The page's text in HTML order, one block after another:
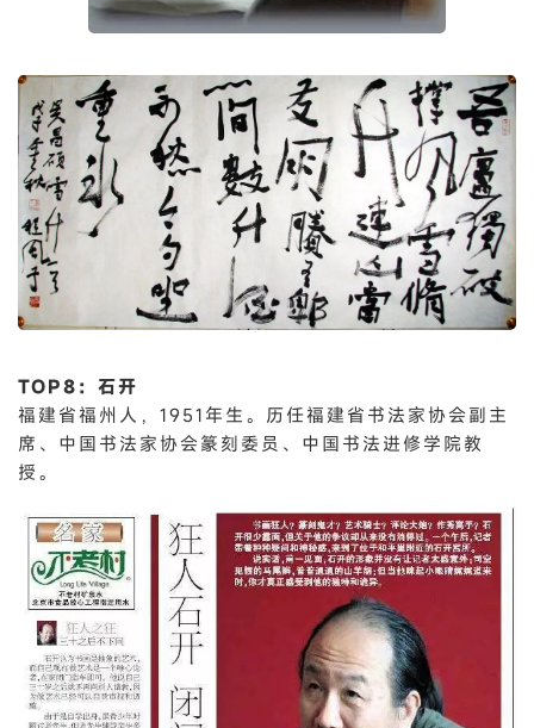
TOP8：石开
福建省福州人，1951年生。历任福建省书法家协会副主
席、中国书法家协会篆刻委员、中国书法进修学院教
授。